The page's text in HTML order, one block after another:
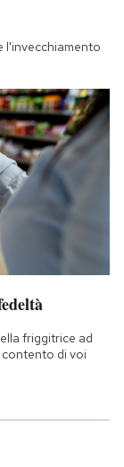
l'invecchiamento
friggitrice ad
contento di voi